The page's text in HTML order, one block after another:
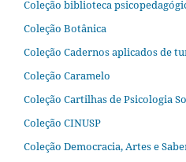
Coleção biblioteca
Coleção Botânica
Coleção Cadernos aplicados de
Coleção Caramelo
Coleção Cartilhas de Psicologia
Coleção CINUSP
Coleção Democracia, Artes e